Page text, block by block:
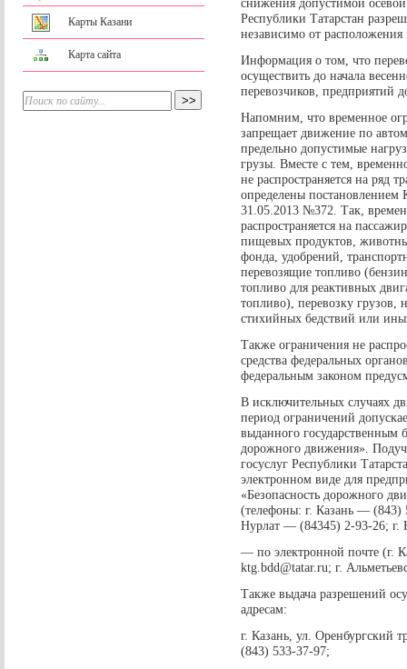
Карты Казани
Карта сайта
Республики Татарстан
независимо от расположения
Информация о том, что
осуществить до начала
перевозчиков, предприятий
Напомним, что временное
запрещает движение по
предельно допустимые
грузы. Вместе с тем,
не распространяется на ряд
определены постановлением
31.05.2013 №372. Так,
распространяется на
пищевых продуктов,
фонда, удобрений,
перевозящие топливо
топливо для реактивных
топливо), перевозку грузов,
стихийных бедствий или
Также ограничения не
средства федеральных
федеральным законом
В исключительных случаях
период ограничений
выданного государственным
дорожного движения».
госуслуг Республики
электронном виде для
«Безопасность дорожного
(телефоны: г. Казань — (843)
Нурлат — (84345) 2-93-26;
— по электронной почте (г.
ktg.bdd@tatar.ru; г.
Также выдача разрешений
адресам:
г. Казань, ул. Оренбургский
(843) 533-37-97;